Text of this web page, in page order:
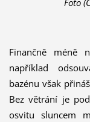
Foto
Finančně méně
například
bazénu však
Bez větrání je
osvitu sluncem